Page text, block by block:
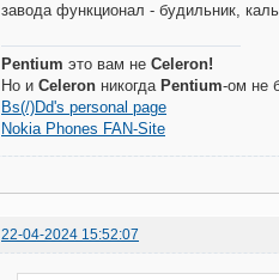
завода функционал - будильник,
Pentium это вам не Celeron!
Но и Celeron никогда Pentium-ом не
Bs(/)Dd's personal page
Nokia Phones FAN-Site
22-04-2024 15:52:07